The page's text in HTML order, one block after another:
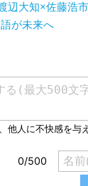
辺大知×佐藤浩
が未来へ